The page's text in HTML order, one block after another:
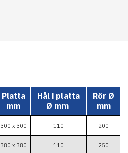
Platta
mm
Hål i platta
Ø mm
Rör Ø
mm
300 x 300 110 200
380 x 380 110 250